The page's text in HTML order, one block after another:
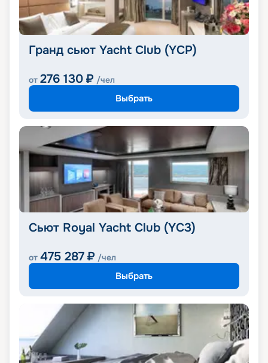
Гранд сьют Yacht Club (YCP)
от 276 130 ₽ /чел
Выбрать
Сьют Royal Yacht Club (YC3)
от 475 287 ₽ /чел
Выбрать